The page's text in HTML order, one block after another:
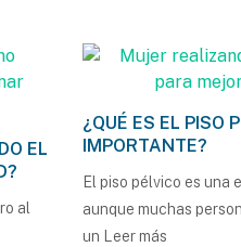
EL
al
¿QUÉ ES EL PISO
IMPORTANTE?
El piso pélvico es una
aunque muchas
un Leer más